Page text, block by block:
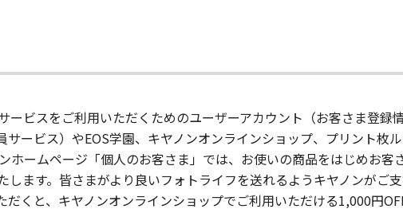
ービスをご利用いただくためのユーザーアカウント（お客さま登録
サービス）やEOS学園、キヤノンオンラインショップ、プリント枚
ホームページ「個人のお客さま」では、お使いの商品をはじめお客
ます。皆さまがより良いフォトライフを送れるようキヤノンがご
くと、キヤノンオンラインショップでご利用いただける1,000円